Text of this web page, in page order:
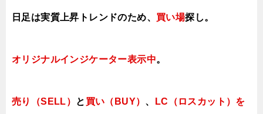
日足は実質上昇トレンドのため、 買い場探し。
オリジナルインジケーター表示中。
売り（SELL） と 買い（BUY） 、
LC（ロスカット）を